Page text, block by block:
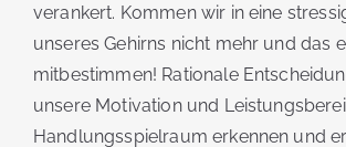
verankert. Kommen wir in eine
unseres Gehirns nicht mehr und das
mitbestimmen! Rationale
unsere Motivation und
Handlungsspielraum erkennen und